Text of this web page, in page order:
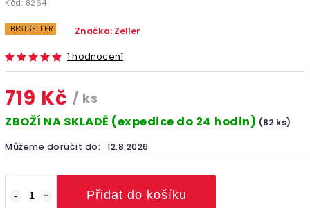
Kód: 8264
BESTSELLER
1 hodnocení
Značka: Zeller
719 Kč / ks
ZBOŽÍ NA SKLADĚ (expedice do 24 hodin) (82 ks)
Můžeme doručit do: 12.8.2026
Přidat do košíku